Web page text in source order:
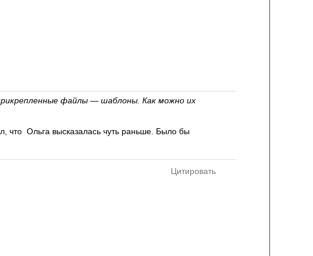
файлы — шаблоны. Как можно их
что Ольга высказалась чуть раньше. Было бы
Цитировать